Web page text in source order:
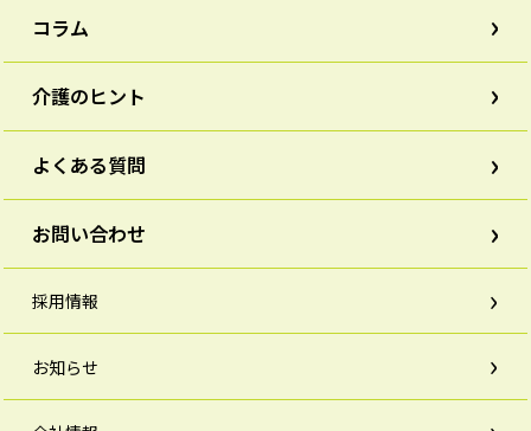
コラム
介護のヒント
よくある質問
お問い合わせ
採用情報
お知らせ